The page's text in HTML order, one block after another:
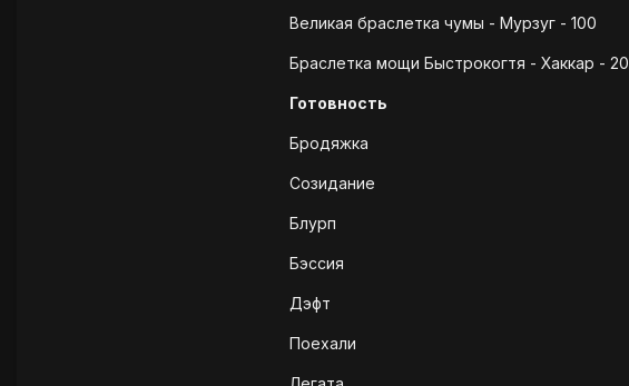
Великая браслетка чумы - Мурзуг - 100
Браслетка мощи Быстрокогтя - Хаккар - 20
Готовность
Бродяжка
Созидание
Блурп
Бэссия
Дэфт
Поехали